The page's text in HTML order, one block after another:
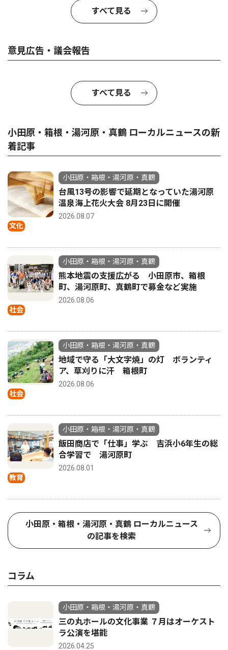
すべて見る
意見広告・議会報告
すべて見る
小田原・箱根・湯河原・真鶴 ローカルニュースの新
着記事
文化
小田原・箱根・湯河原・真鶴
台風13号の影響で延期となっていた湯河原
温泉海上花火大会 8月23日に開催
2026.08.07
社会
小田原・箱根・湯河原・真鶴
熊本地震の支援広がる 小田原市、箱根
町、湯河原町、真鶴町で募金など実施
2026.08.06
社会
小田原・箱根・湯河原・真鶴
地域で守る「大文字焼」の灯 ボランティ
ア、草刈りに汗 箱根町
2026.08.06
教育
小田原・箱根・湯河原・真鶴
飯田商店で「仕事」学ぶ 吉浜小6年生の総
合学習で 湯河原町
2026.08.01
小田原・箱根・湯河原・真鶴 ローカルニュース
の記事を検索
コラム
小田原・箱根・湯河原・真鶴
三の丸ホールの文化事業 ７月はオーケスト
ラ公演を堪能
2026.04.25